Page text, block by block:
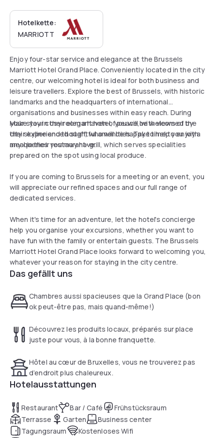
Hotelkette:
MARRIOTT
Enjoy four-star service and elegance at the Brussels
Marriott Hotel Grand Place. Conveniently located in the city
centre, our welcoming hotel is ideal for both business and
leisure travellers. Explore the best of Brussels, with historic
landmarks and the headquarters of international
organisations and businesses within easy reach. During
your stay in their elegant hotel, you will be welcomed by
their experienced staff, who will be happy to help you with
any queries you may have.
Make your cosy room a haven of peace, with views of the
city skyline and thoughtful amenities. Take time to enjoy a
meal in their restaurant-grill, which serves specialities
prepared on the spot using local produce.
If you are coming to Brussels for a meeting or an event, you
will appreciate our refined spaces and our full range of
dedicated services.
When it's time for an adventure, let the hotel's concierge
help you organise your excursions, whether you want to
have fun with the family or entertain guests. The Brussels
Marriott Hotel Grand Place looks forward to welcoming you,
whatever your reason for staying in the city centre.
Das gefällt uns
Chambres aussi spacieuses que la Grand Place (bon
ok peut-être pas, mais quand-même!)
Découvrez les produits locaux, préparés sur place
juste pour vous, à la bonne franquette.
Hôtel au cœur de Bruxelles, vous ne trouverez pas
d’endroit plus chaleureux.
Hotelausstattungen
Restaurant Bar / Café
Frühstücksraum
Terrasse
Garten
Business center
Tagungsraum
Kostenloses Wifi